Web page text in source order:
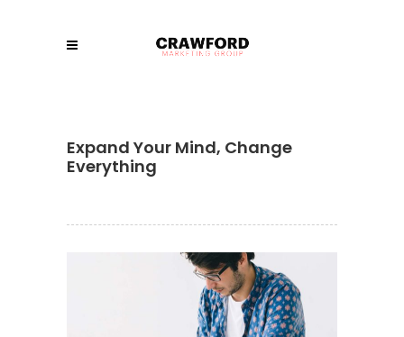
Expand Your Mind, Change
Everything